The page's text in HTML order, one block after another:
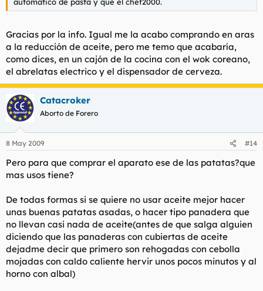
Gracias por la info. Igual me la acabo comprando en aras
a la reducción de aceite, pero me temo que acabaría,
como dices, en un cajón de la cocina con el wok coreano,
el abrelatas electrico y el dispensador de cerveza.
Catacroker
Aborto de Forero
8 May 2009 #14
Pero para que comprar el aparato ese de las patatas?que
mas usos tiene?
De todas formas si se quiere no usar aceite mejor hacer
unas buenas patatas asadas, o hacer tipo panadera que
no llevan casi nada de aceite(antes de que salga alguien
diciendo que las panaderas con cubiertas de aceite
dejadme decir que primero son rehogadas con cebolla
mojadas con caldo caliente hervir unos pocos minutos y al
horno con albal)